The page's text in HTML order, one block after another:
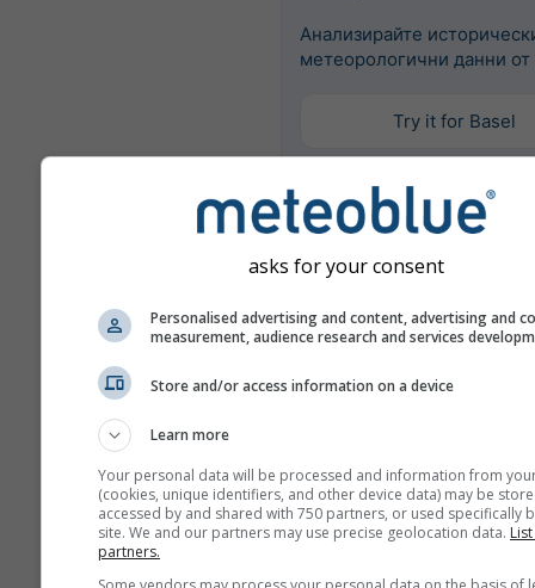
Анализирайте
метеорологични данни от
Try it for Basel
Повече метеорологични
Сравнение по
Архив на
asks for your consent
Personalised advertising and content, advertising and
measurement, audience research and services
Store and/or access information on a device
Learn more
Your personal data will be processed and information from
(cookies, unique identifiers, and other device data) may be
accessed by and shared with 750 partners, or used specifically
site. We and our partners may use precise geolocation data.
partners.